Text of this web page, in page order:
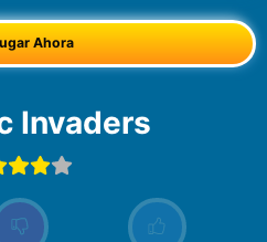
Ahora
Invaders